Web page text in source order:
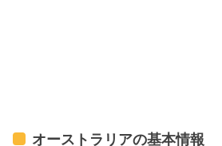
オーストラリアの基本情報